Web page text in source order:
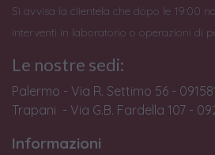
Si avvisa la clientela che dopo le 19:00
interventi in laboratorio o operazioni di
Le nostre sedi:
Palermo - Via R. Settimo 56 -
Trapani - Via G.B. Fardella 107 -
Informazioni